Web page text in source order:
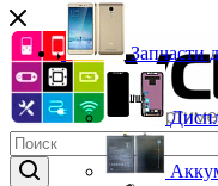
Запчасти